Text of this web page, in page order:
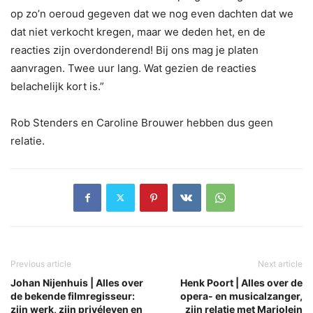
op zo’n oeroud gegeven dat we nog even dachten dat we
dat niet verkocht kregen, maar we deden het, en de
reacties zijn overdonderend! Bij ons mag je platen
aanvragen. Twee uur lang. Wat gezien de reacties
belachelijk kort is.”
Rob Stenders en Caroline Brouwer hebben dus geen
relatie.
Previous article
Johan Nijenhuis | Alles over
de bekende filmregisseur:
zijn werk, zijn privéleven en
Next article
Henk Poort | Alles over de
opera- en musicalzanger,
zijn relatie met Marjolein